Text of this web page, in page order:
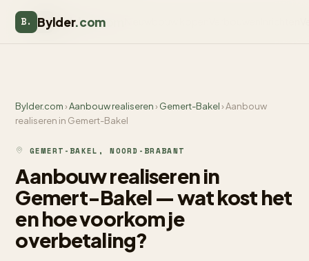
B. Bylder.com
B. Bylder.com
Bylder.com›Aanbouw realiseren›Gemert-Bakel› Aanbouw
realiseren in Gemert-Bakel
GEMERT-BAKEL, NOORD-BRABANT
Aanbouw realiseren in
Gemert-Bakel — wat kost het
en hoe voorkom je
overbetaling?